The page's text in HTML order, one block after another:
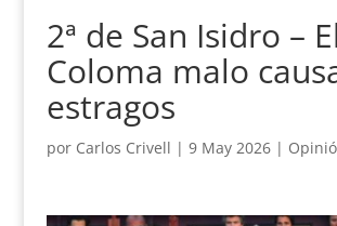
2ª de San Isidro –
Coloma malo
estragos
por Carlos Crivell | 9 May 2026|